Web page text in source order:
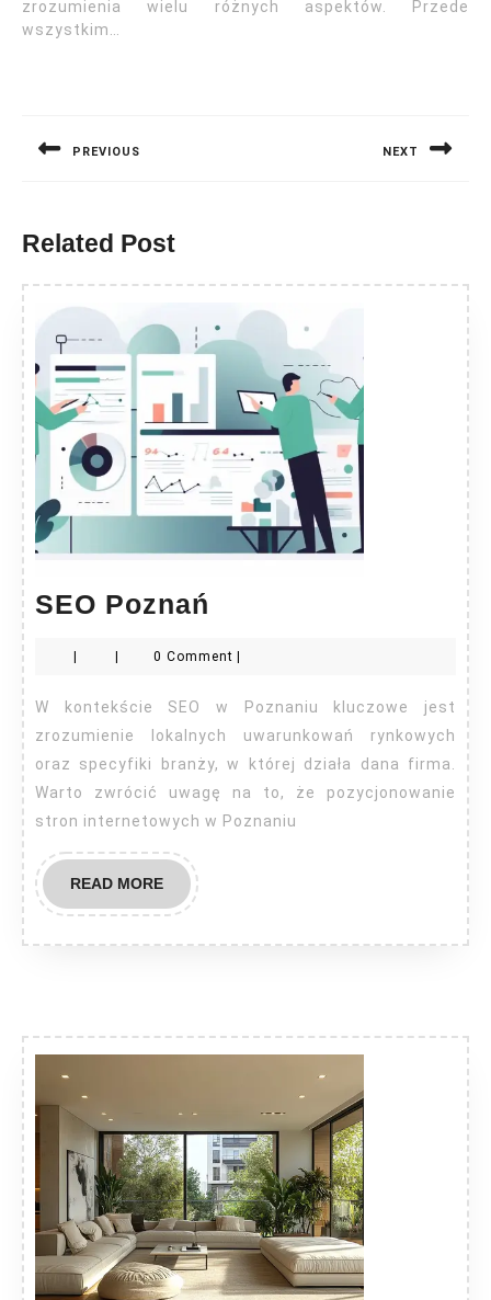
zrozumienia wielu różnych aspektów. Przede
wszystkim…
PREVIOUS NEXT
Related Post
SEO Poznań
0 Comment
W kontekście SEO w Poznaniu kluczowe jest
zrozumienie lokalnych uwarunkowań rynkowych
oraz specyfiki branży, w której działa dana firma.
Warto zwrócić uwagę na to, że pozycjonowanie
stron internetowych w Poznaniu
READ MOREREAD
MORE